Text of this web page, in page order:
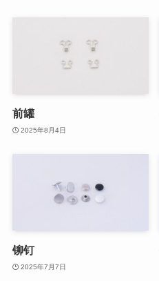
前罐
2025年8月4日
铆钉
2025年7月7日